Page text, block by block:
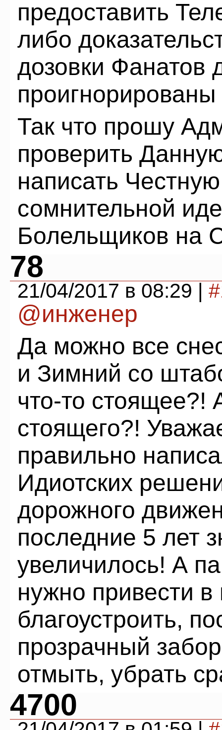
предоставить
либо
дозовки Фанатов
проигнорированы
Так что прошу
проверить
написать
сомнительной
Болельщиков на
78
21/04/2017 в 08:29 |
@инженер
Да можно все
и Зимний со
что-то стоящее?!
стоящего?!
правильно
Идиотских
дорожного
последние 5 лет
увеличилось! А
нужно привести в
благоустроить,
прозрачный
отмыть, убрать
4700